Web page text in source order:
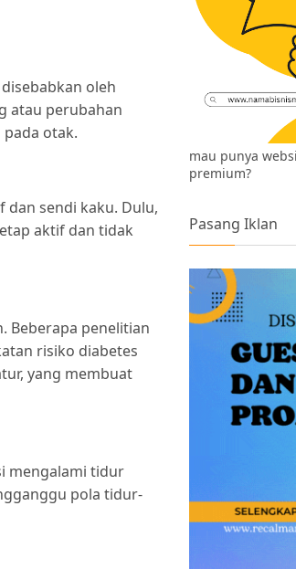
oleh
atau perubahan
otak.
sendi kaku. Dulu,
aktif dan tidak
Beberapa penelitian
risiko diabetes
yang membuat
mengalami tidur
pola tidur-
mau punya
premium?
Pasang Iklan